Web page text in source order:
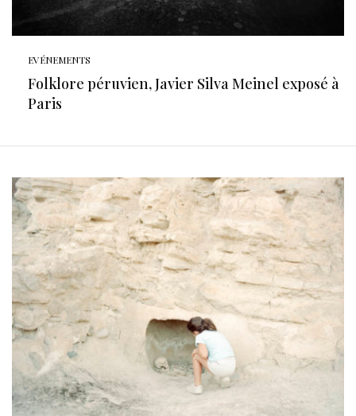
EVÉNEMENTS
Folklore péruvien, Javier Silva Meinel exposé à
Paris